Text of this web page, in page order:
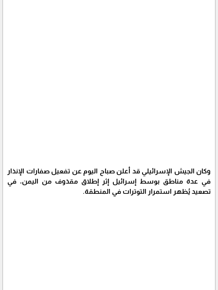
وكان الجيش الإسرائيلي قد أعلن صباح اليوم عن تفعيل صفارات الإنذار
في عدة مناطق بوسط إسرائيل إثر إطلاق مقذوف من اليمن، في
تصعيد يُظهر استمرار التوترات في المنطقة.